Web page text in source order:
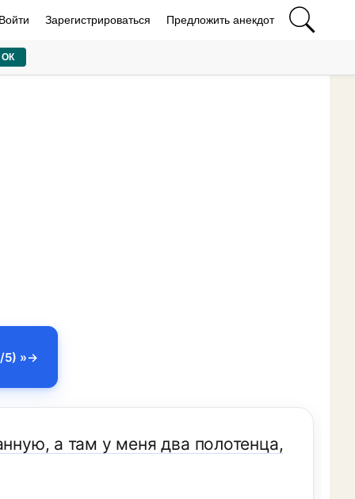
Зарегистрироваться Предложить анекдот
5) »
а там у меня два полотенца,
ОК